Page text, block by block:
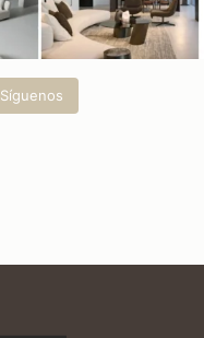
Síguenos